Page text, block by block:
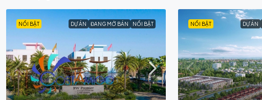
NỔI BẬT DỰ ÁN ĐANG MỞ BÁN NỔI BẬT NỔI BẬT DỰ ÁN